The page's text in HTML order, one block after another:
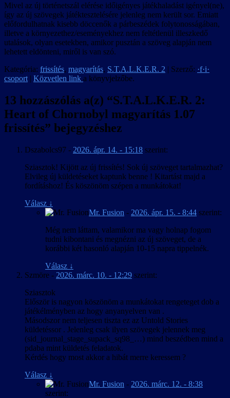
Mivel az új történetszál elérése időigényes játékhaladást igényel(ne),
így az új szövegek játéktesztelésére jelenleg nem került sor. Emiatt
előfordulhatnak kisebb döccenők a párbeszédek folytonosságában,
illetve a környezethez/eseményekhez nem feltétlenül illeszkedő
utalások, olyan esetekben, amikor pusztán a szöveg alapján nem
lehetett eldönteni, miről is van szó.
Kategória: frissítés, magyarítás, S.T.A.L.K.E.R. 2 | Szerző: ·f·i·
csoport | Közvetlen link a könyvjelzőbe.
13 hozzászólás a(z) “S.T.A.L.K.E.R. 2:
Heart of Chornobyl magyarítás 1.07
frissítés” bejegyzéshez
Dszabolcs97 - 2026. ápr. 14. - 15:18 szerint:
Sziasztok! Kijött az új frissítés! Sok új szöveget tartalmazhat?
Elvileg új küldetéseket kaptunk benne ! Kitartást majd a
fordításhoz! És köszönöm szépen a munkátokat!
Válasz ↓
Mr. Fusion - 2026. ápr. 15. - 8:44 szerint:
Még nem láttam, valamikor ma vagy holnap fogom
tudni kibontani és megnézni az új szöveget, de a
korábbi két hasonló alapján 10-15 napra tippelnék.
Válasz ↓
Szmöre - 2026. márc. 10. - 12:29 szerint:
Sziasztok
Először is nagyon köszönöm a munkátokat rengeteget dob a
játékélményben az hogy anyanyelven van .
Másodszor nem teljesen tiszta ez az Untold Stories
küldetéssor . Jelenleg csak ilyen szövegek jelennek meg
(sid_journal_stage_supack_sq98_…) mind beszédben mind a
pdaba mint küldetés feladatok.
Kérdés hogy most akkor a hibát merre keressem ?
Válasz ↓
Mr. Fusion - 2026. márc. 12. - 8:38
szerint: